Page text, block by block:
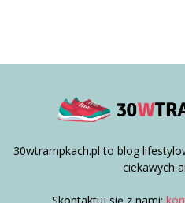
30wtrampkach.pl to blog
ciekawych